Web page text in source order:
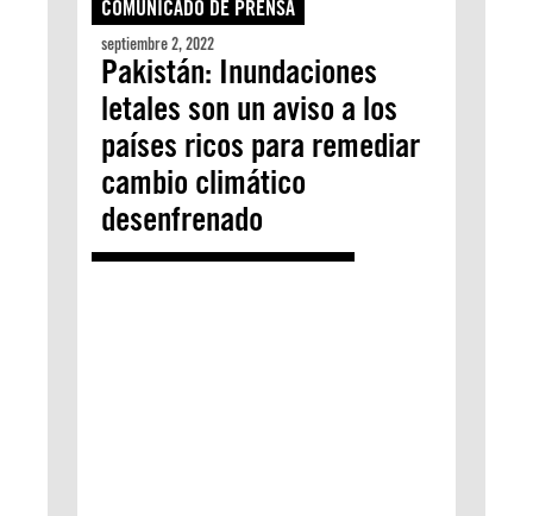
COMUNICADO DE PRENSA
septiembre 2, 2022
Pakistán: Inundaciones
letales son un aviso a los
países ricos para remediar
cambio climático
desenfrenado